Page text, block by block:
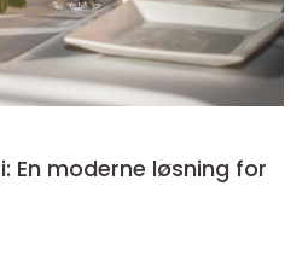
En moderne løsning for